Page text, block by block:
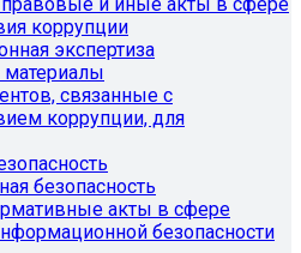
коррупции
экспертиза
связанные с
коррупции, для
безопасность
акты в сфере
безопасности